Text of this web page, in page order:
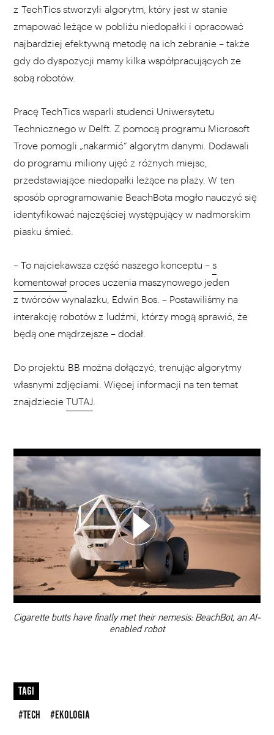
z TechTics stworzyli algorytm, który jest w stanie
zmapować leżące w pobliżu niedopałki i opracować
najbardziej efektywną metodę na ich zebranie – także
gdy do dyspozycji mamy kilka współpracujących ze
sobą robotów.
Pracę TechTics wsparli studenci Uniwersytetu
Technicznego w Delft. Z pomocą programu Microsoft
Trove pomogli „nakarmić” algorytm danymi. Dodawali
do programu miliony ujęć z różnych miejsc,
przedstawiające niedopałki leżące na plaży. W ten
sposób oprogramowanie BeachBota mogło nauczyć się
identyfikować najczęściej występujący w nadmorskim
piasku śmieć.
– To najciekawsza część naszego konceptu – s
komentował proces uczenia maszynowego jeden
z twórców wynalazku, Edwin Bos. – Postawiliśmy na
interakcję robotów z ludźmi, którzy mogą sprawić, że
będą one mądrzejsze – dodał.
Do projektu BB można dołączyć, trenując algorytmy
własnymi zdjęciami. Więcej informacji na ten temat
znajdziecie TUTAJ
00:00
Cigarette butts have finally met their nemesis: BeachBot, an AI-
enabled robot
WYBIERZ SWOJĄ PLAYLISTĘ
DODAJ TEN FILM DO PLAYLISTY
TAGI
#TECH #EKOLOGIA